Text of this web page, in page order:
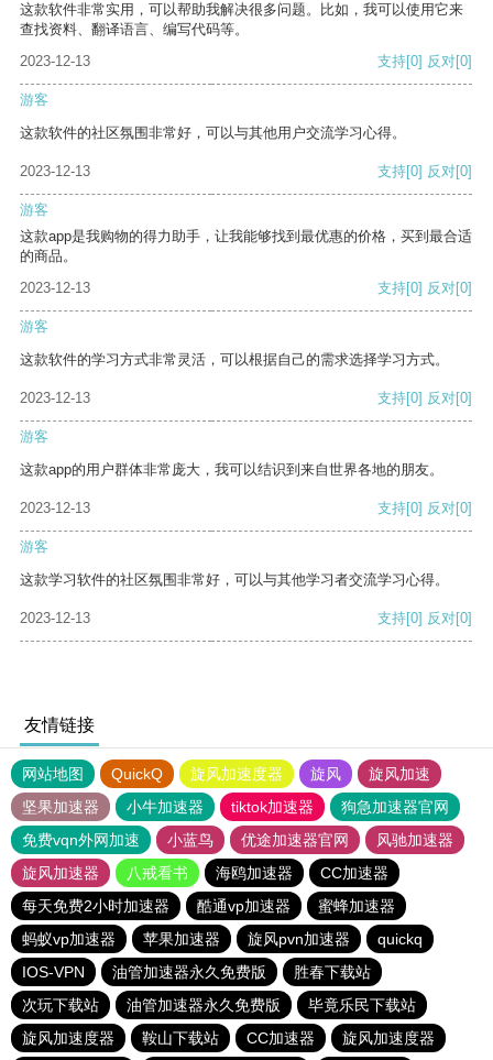
这款软件非常实用，可以帮助我解决很多问题。比如，我可以使用它来
查找资料、翻译语言、编写代码等。
2023-12-13
支持[0] 反对[0]
游客
这款软件的社区氛围非常好，可以与其他用户交流学习心得。
2023-12-13 支持[0] 反对[0]
游客
这款app是我购物的得力助手，让我能够找到最优惠的价格，买到最合适
的商品。
2023-12-13
支持[0] 反对[0]
游客
这款软件的学习方式非常灵活，可以根据自己的需求选择学习方式。
2023-12-13 支持[0] 反对[0]
游客
这款app的用户群体非常庞大，我可以结识到来自世界各地的朋友。
2023-12-13 支持[0] 反对[0]
游客
这款学习软件的社区氛围非常好，可以与其他学习者交流学习心得。
2023-12-13 支持[0] 反对[0]
友情链接
网站地图 QuickQ 旋风加速度器 旋风
旋风加速
坚果加速器
小牛加速器 tiktok加速器
狗急加速器官网
免费vqn外网加速
小蓝鸟 优途加速器官网
风驰加速器
旋风加速器
八戒看书 海鸥加速器
CC加速器
每天免费2小时加速器
酷通vp加速器
蜜蜂加速器
蚂蚁vp加速器
苹果加速器 旋风pvn加速器
quickq
IOS-VPN
油管加速器永久免费版
胜春下载站
次玩下载站
油管加速器永久免费版
毕竟乐民下载站
旋风加速度器
鞍山下载站 CC加速器 旋风加速度器